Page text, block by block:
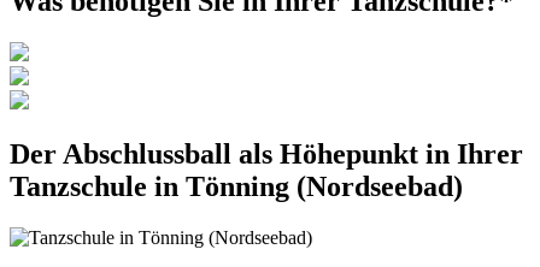
Der Abschlussball als Höhepunkt in Ihrer
Tanzschule in Tönning (Nordseebad)